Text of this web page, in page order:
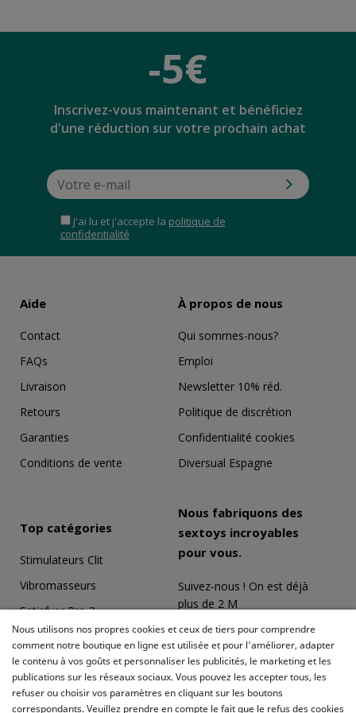
Achat vérifié le 24/05/2021
yo***
Évaluation
Ce n'est pas du tout ce que vous décrivez dans le sac est très rigide
et le tissu très gras également à l'intérieur est rugueux.
Ka***
Il a une taille idéale pour sauver les jouets, il est suffisamment large.
Mi***
Très utile pour sauver les jugetes.
Achat vérifié le 29/12/2020
Cl***
Acheter fabriqué le 28/10/2020
Il est plus grand qu'il n'y paraît! J'ai pu mettre plusieurs bateaux et
quelques jouets et il me reste encore de l'espace.
-5€
Inscrivez-vous maintenant et bénéficiez
d'une réduction sur votre prochain achat
J'ai lu et j'accepte la politique de
confidentialité
Aide
Contact
FAQs
Livraison
Retours
Garanties
Conditions de vente
À propos de nous
Qui sommes-nous?
Emploi
Newsletter 10% réd.
Politique de discrétion
Confidentialité cookies
Diversual Espagne
Top catégories
Stimulateurs Clit
Vibromasseurs
Satisfyer Pro 2
Coffrets Érotiques
Masturbateurs
Meilleures ventes
Nous fabriquons des
sextoys incroyables
pour vous.
Suivez-nous ! On est déjà
plus de 2 M
Nous utilisons nos propres cookies et ceux de tiers pour comprendre
comment notre boutique en ligne est utilisée et pour l'améliorer, adapter
le contenu à vos goûts et personnaliser les publicités, le marketing et les
publications sur les réseaux sociaux. Vous pouvez les accepter tous, les
refuser ou choisir vos paramètres en cliquant sur les boutons
correspondants. Veuillez prendre en compte le fait que le refus des cookies